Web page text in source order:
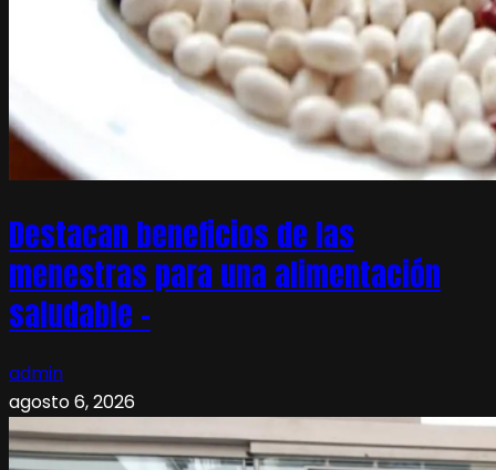
Destacan beneficios de las
menestras para una alimentación
saludable –
admin
agosto 6, 2026